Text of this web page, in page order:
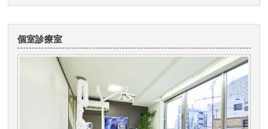
個室診療室